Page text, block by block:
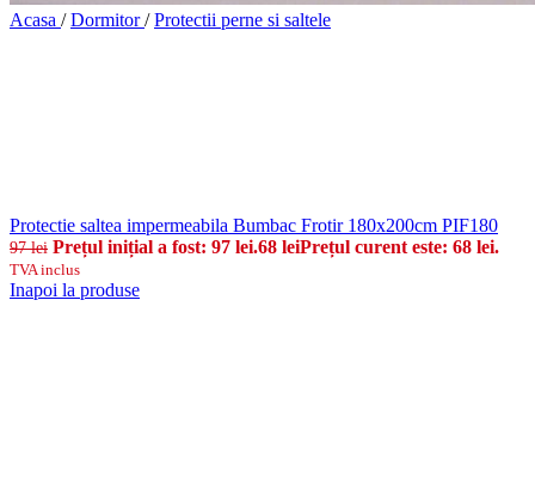
Acasa / Dormitor/ Protectii perne si saltele
Protectie saltea impermeabila Bumbac Frotir 180x200cm PIF180
97lei Prețul inițial a fost: 97 lei.68 leiPrețul curent este: 68 lei.
TVA inclus
Inapoi la produse